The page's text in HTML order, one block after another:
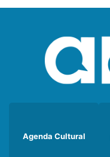
Agenda Cultural